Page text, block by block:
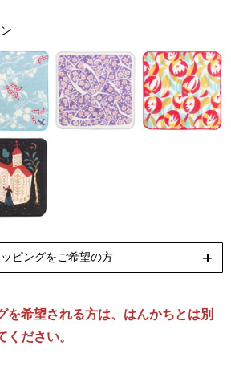
ピングをご希望の方
ン包装
料]
のし包装
希望される方は、はんかちとは別
ください。